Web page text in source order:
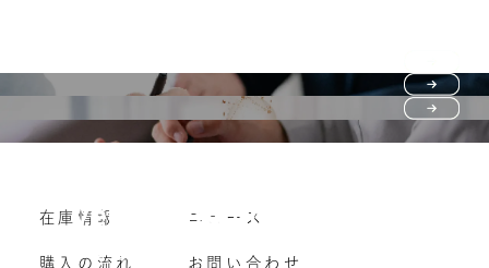
購入の流れ
よくいただくご質問
Vehicle purchase
車両買い取り
在庫情報
購入の流れ
ニュース
お問い合わせ